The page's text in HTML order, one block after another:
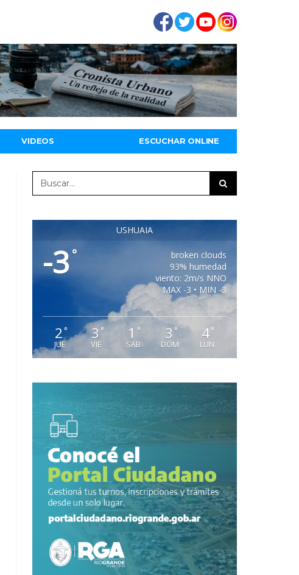
VIDEOS ESCUCHAR ONLINE
USHUAIA
-3°
broken clouds
93% humedad
viento: 2m/s NNO
MAX -3 • MIN -3
2°
JUE
3 °
VIE
1 °
SAB
3 °
DOM
4°
LUN